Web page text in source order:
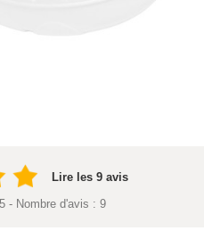
Lire les 9 avis
- Nombre d'avis : 9